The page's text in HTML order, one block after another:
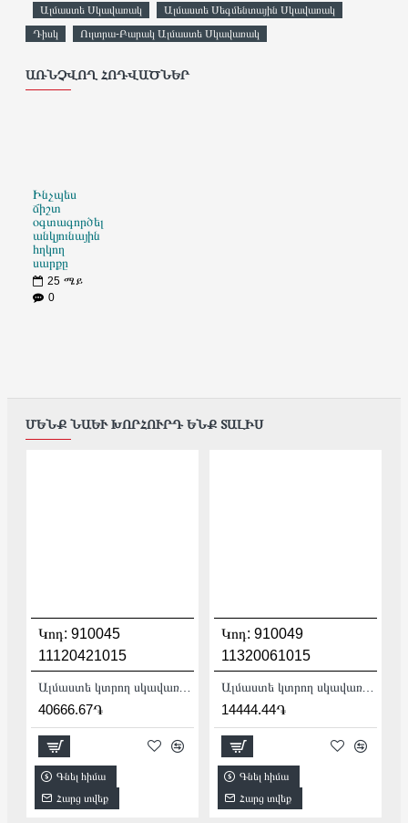
Ալմաստե Սկավառակ
Ալմաստե Սեգմենտային Սկավառակ
Դիսկ
Ուլտրա-Բարակ Ալմաստե Սկավառակ
ԱՌՆՉՎՈՂ ՀՈԴՎԱԾՆԵՐ
Ինչպես
ճիշտ
օգտագործել
անկյունային
հղկող
սարքը
25 ሜይ
0
ՄԵՆՔ ՆԱԵՒ ԽՈՐՀՈՒՐԴ ԵՆՔ ՏԱԼԻՍ
Կոդ: 910045
11120421015
40666.67֏
Գնել հիմա
Հարց տվեք
Կոդ: 910049
11320061015
Ալմաստե կտրող սկավառակ 200 մմ Distar Granite Premium 11320061015
14444.44֏
Գնել հիմա
Հարց տվեք